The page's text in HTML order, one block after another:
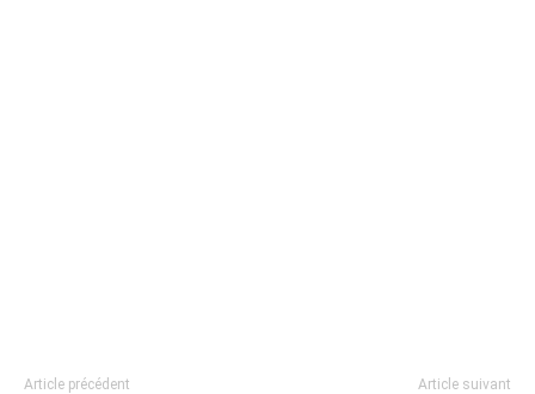
Article précédent Article suivant